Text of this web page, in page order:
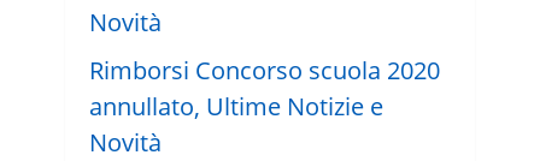
Rimborsi Concorso scuola 2020
annullato, Ultime Notizie e
Novità